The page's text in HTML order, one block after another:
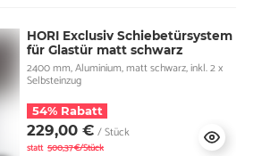
HORI Exclusiv Schiebetürsystem
für Glastür matt schwarz
2400 mm, Aluminium, matt schwarz, inkl. 2 x
Selbsteinzug
54% Rabatt
229,00 € / Stück
statt 500,37 €/Stück